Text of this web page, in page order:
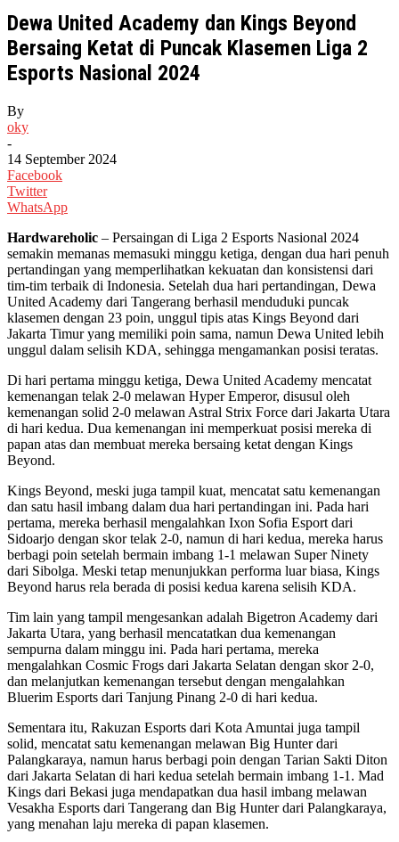
Dewa United Academy dan Kings Beyond
Bersaing Ketat di Puncak Klasemen Liga 2
Esports Nasional 2024
By
oky
-
14 September 2024
Facebook
Twitter
WhatsApp
Hardwareholic – Persaingan di Liga 2 Esports Nasional 2024
semakin memanas memasuki minggu ketiga, dengan dua hari penuh
pertandingan yang memperlihatkan kekuatan dan konsistensi dari
tim-tim terbaik di Indonesia. Setelah dua hari pertandingan, Dewa
United Academy dari Tangerang berhasil menduduki puncak
klasemen dengan 23 poin, unggul tipis atas Kings Beyond dari
Jakarta Timur yang memiliki poin sama, namun Dewa United lebih
unggul dalam selisih KDA, sehingga mengamankan posisi teratas.
Di hari pertama minggu ketiga, Dewa United Academy mencatat
kemenangan telak 2-0 melawan Hyper Emperor, disusul oleh
kemenangan solid 2-0 melawan Astral Strix Force dari Jakarta Utara
di hari kedua. Dua kemenangan ini memperkuat posisi mereka di
papan atas dan membuat mereka bersaing ketat dengan Kings
Beyond.
Kings Beyond, meski juga tampil kuat, mencatat satu kemenangan
dan satu hasil imbang dalam dua hari pertandingan ini. Pada hari
pertama, mereka berhasil mengalahkan Ixon Sofia Esport dari
Sidoarjo dengan skor telak 2-0, namun di hari kedua, mereka harus
berbagi poin setelah bermain imbang 1-1 melawan Super Ninety
dari Sibolga. Meski tetap menunjukkan performa luar biasa, Kings
Beyond harus rela berada di posisi kedua karena selisih KDA.
Tim lain yang tampil mengesankan adalah Bigetron Academy dari
Jakarta Utara, yang berhasil mencatatkan dua kemenangan
sempurna dalam minggu ini. Pada hari pertama, mereka
mengalahkan Cosmic Frogs dari Jakarta Selatan dengan skor 2-0,
dan melanjutkan kemenangan tersebut dengan mengalahkan
Bluerim Esports dari Tanjung Pinang 2-0 di hari kedua.
Sementara itu, Rakuzan Esports dari Kota Amuntai juga tampil
solid, mencatat satu kemenangan melawan Big Hunter dari
Palangkaraya, namun harus berbagi poin dengan Tarian Sakti Diton
dari Jakarta Selatan di hari kedua setelah bermain imbang 1-1. Mad
Kings dari Bekasi juga mendapatkan dua hasil imbang melawan
Vesakha Esports dari Tangerang dan Big Hunter dari Palangkaraya,
yang menahan laju mereka di papan klasemen.